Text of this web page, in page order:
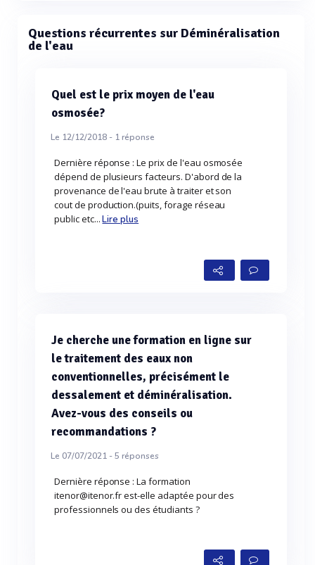
Questions récurrentes sur Déminéralisation
de l'eau
Quel est le prix moyen de l'eau
osmosée?
Le 12/12/2018 - 1réponse
Dernière réponse : Le prix de l'eau osmosée
dépend de plusieurs facteurs. D'abord de la
provenance de l'eau brute à traiter et son
cout de production.(puits, forage réseau
public etc...Lire plus
Je cherche une formation en ligne sur
le traitement des eaux non
conventionnelles, précisément le
dessalement et déminéralisation.
Avez-vous des conseils ou
recommandations ?
Le 07/07/2021 -5 réponses
Dernière réponse : La formation
itenor@itenor.fr est-elle adaptée pour des
professionnels ou des étudiants ?